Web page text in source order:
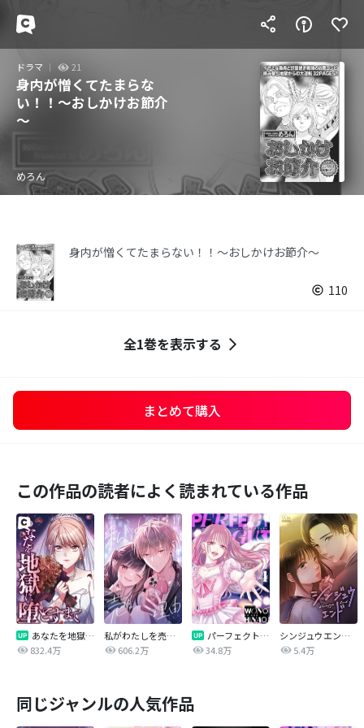
ドラマ 21
身内が憎くてたまらな
い！！～おしかけお節介
～
めろん
身内が憎くてたまらない！！～おしかけお節介～
110
全1巻を表示する
まとめて購入
この作品の読者によく読まれている作品
あなたを地獄に堕とすまで
832.4万
私がわたしを売る理由
606.2万
パーフェクトグリッター
34.8万
シンジュウエンド【タテヨミ】
5.4万
同じジャンルの人気作品